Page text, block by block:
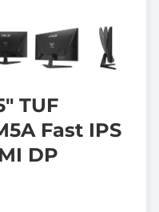
TUF
Fast IPS
DP